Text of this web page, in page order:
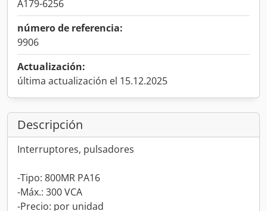
A179-6256
número de referencia:
9906
Actualización:
última actualización el 15.12.2025
Descripción
Interruptores, pulsadores
-Tipo: 800MR PA16
-Máx.: 300 VCA
-Precio: por unidad